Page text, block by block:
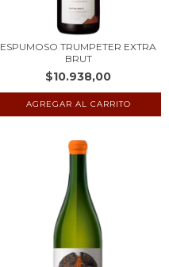
ESPUMOSO TRUMPETER EXTRA
BRUT
$10.938,00